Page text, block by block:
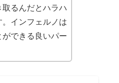
るんだとハラハ
インフェルノは
できる良いパー